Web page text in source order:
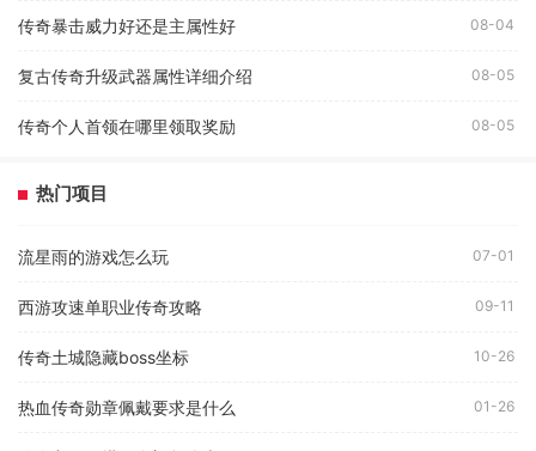
传奇暴击威力好还是主属性好 08-04
复古传奇升级武器属性详细介绍 08-05
传奇个人首领在哪里领取奖励 08-05
热门项目
流星雨的游戏怎么玩 07-01
西游攻速单职业传奇攻略 09-11
传奇土城隐藏boss坐标 10-26
热血传奇勋章佩戴要求是什么 01-26